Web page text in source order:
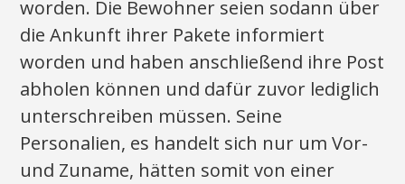
worden. Die Bewohner seien sodann über
die Ankunft ihrer Pakete informiert
worden und haben anschließend ihre Post
abholen können und dafür zuvor lediglich
unterschreiben müssen. Seine
Personalien, es handelt sich nur um Vor-
und Zuname, hätten somit von einer